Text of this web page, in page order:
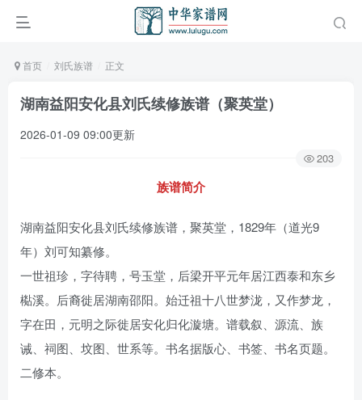
首页 刘氏族谱 正文
湖南益阳安化县刘氏续修族谱（聚英堂）
2026-01-09 09:00更新
203
族谱简介
湖南益阳安化县刘氏续修族谱，聚英堂，1829年（道光9
年）刘可知纂修。
一世祖珍，字待聘，号玉堂，后梁开平元年居江西泰和东乡
檆溪。后裔徙居湖南邵阳。始迁祖十八世梦泷，又作梦龙，
字在田，元明之际徙居安化归化漩塘。谱载叙、源流、族
诫、祠图、坟图、世系等。书名据版心、书签、书名页题。
二修本。